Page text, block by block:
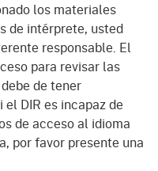
los materiales
de intérprete, usted
responsable. El
para revisar las
de tener
DIR es incapaz de
de acceso al idioma
por favor presente una